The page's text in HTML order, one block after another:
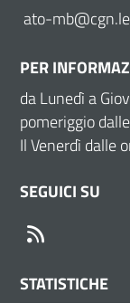
ato-
PER
da Lunedì a
pomeriggio
Il Venerdì dalle
SEGUICI SU
STATISTICHE